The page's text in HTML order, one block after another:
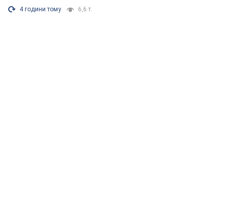
4 години тому 6,6 т.